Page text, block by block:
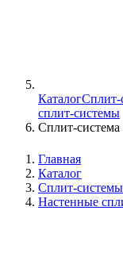
КаталогСплит-
сплит-системы
Сплит-
Главная
Каталог
Сплит-
Настенные